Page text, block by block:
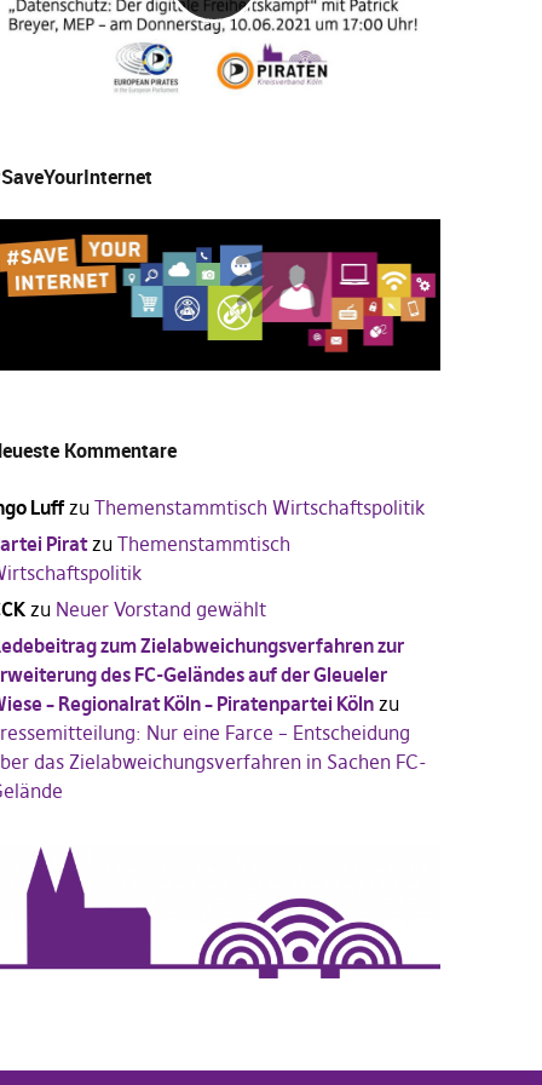
Kommentare
Luffzu Themenstammtisch Wirtschaftspolitik
Piratzu Themenstammtisch
zu Neuer Vorstand gewählt
zum Zielabweichungsverfahren zur
des FC-Geländes auf der Gleueler
– Regionalrat Köln – Piratenpartei Kölnzu
Nur eine Farce – Entscheidung
das Zielabweichungsverfahren in Sachen FC-